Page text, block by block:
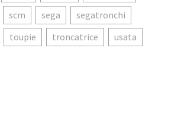
scm sega
segatronchi
toupie troncatrice
usata